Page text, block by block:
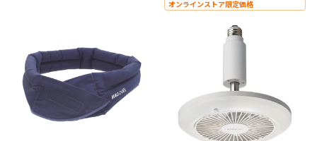
オンラインストア限定価格